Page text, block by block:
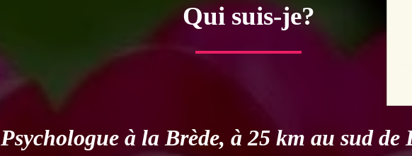
Qui suis-je?
Psychologue à la Brède, à 25 km au sud de